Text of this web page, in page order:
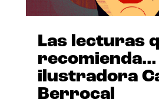
Las lecturas
recomienda…
ilustradora
Berrocal